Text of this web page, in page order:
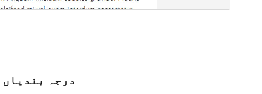
درجہ بندیاں